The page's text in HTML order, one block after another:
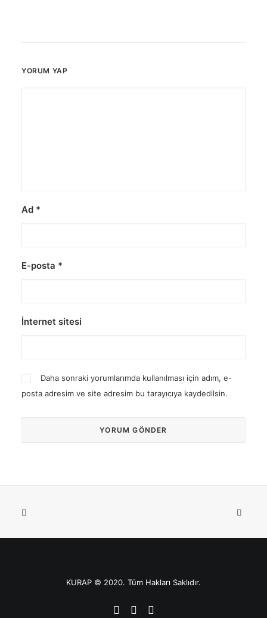
YORUM YAP
Ad *
E-posta *
İnternet sitesi
Daha sonraki yorumlarımda kullanılması için adım, e-
posta adresim ve site adresim bu tarayıcıya kaydedilsin.
KURAP © 2020. Tüm Hakları Saklıdır.